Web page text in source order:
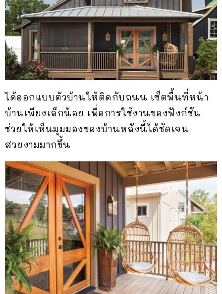
ได้ออกแบบตัวบ้านให้ติดกับถนน เซ็ตพื้นที่หน้า
บ้านเพียงเล็กน้อย เพื่อการใช้งานของฟังก์ชัน
ช่วยให้เห็นมุมมองของบ้านหลังนี้ได้ชัดเจน
สวยงามมากขึ้น